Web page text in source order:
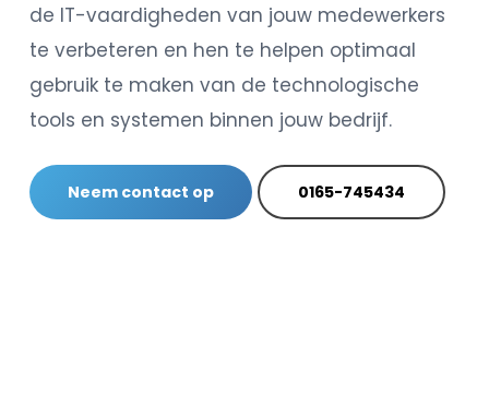
de IT-vaardigheden van jouw medewerkers
te verbeteren en hen te helpen optimaal
gebruik te maken van de technologische
tools en systemen binnen jouw bedrijf.
Neem contact op 0165-745434